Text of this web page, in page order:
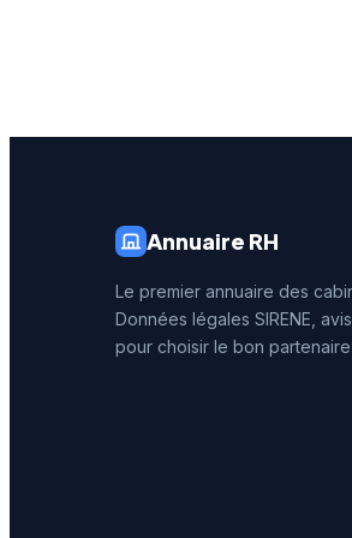
Annuaire RH
Le premier annuaire des
Données légales SIRENE,
pour choisir le bon partenaire